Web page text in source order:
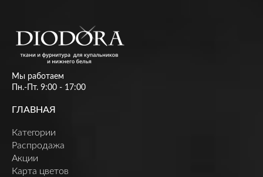
Мы работаем
Пн.-Пт. 9:00 - 17:00
ГЛАВНАЯ
Категории
Распродажа
Акции
Карта цветов